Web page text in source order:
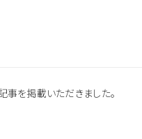
事を掲載いただきました。